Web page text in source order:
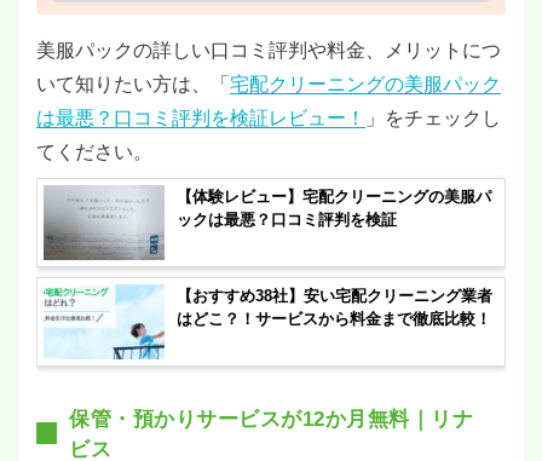
美服パックの詳しい口コミ評判や料金、メリットにつ
いて知りたい方は、「 宅配クリーニングの美服パック
は最悪？口コミ評判を検証レビュー！
」をチェックし
てください。
【体験レビュー】宅配クリーニングの美服パ
ックは最悪？口コミ評判を検証
【おすすめ38社】安い宅配クリーニング業者
はどこ？！サービスから料金まで徹底比較！
保管・預かりサービスが12か月無料｜リナ
ビス